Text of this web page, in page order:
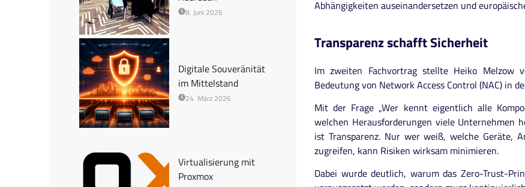
8. Juni 2026
Digitale Souveränität
im Mittelstand
24. März 2026
Virtualisierung mit
Proxmox
Abhängigkeiten auseinandersetzen und
Transparenz schafft Sicherheit
Im zweiten Fachvortrag stellte Heiko Melzow
Bedeutung von Network Access Control (NAC) in
Mit der Frage „Wer kennt eigentlich alle
welchen Herausforderungen viele Unternehmen
ist Transparenz. Nur wer weiß, welche Geräte,
zugreifen, kann Risiken wirksam minimieren.
Dabei wurde deutlich, warum das Zero-Trust-